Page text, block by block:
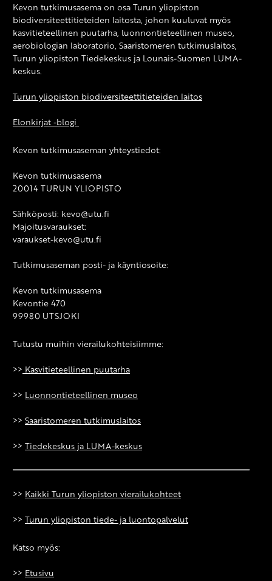
Kevon tutkimusasema on osa Turun yliopiston
biodiversiteettitieteiden laitosta, johon kuuluvat myös
kasvitieteellinen puutarha, luonnontieteellinen museo,
aerobiologian laboratorio, Saaristomeren tutkimuslaitos,
Turun yliopiston Tiedekeskus ja Lounais-Suomen LUMA-
keskus.
Turun yliopiston biodiversiteettitieteiden laitos
Elonkirjat -blogi
Kevon tutkimusaseman yhteystiedot:
Kevon tutkimusasema
20014 TURUN YLIOPISTO
Sähköposti: kevo@utu.fi
Majoitusvaraukset:
varaukset-kevo@utu.fi
Tutkimusaseman posti- ja käyntiosoite:
Kevon tutkimusasema
Kevontie 470
99980 UTSJOKI
Tutustu muihin vierailukohteisiimme:
>> Kasvitieteellinen puutarha
>> Luonnontieteellinen museo
>> Saaristomeren tutkimuslaitos
>> Tiedekeskus ja LUMA-keskus
>> Kaikki Turun yliopiston vierailukohteet
>> Turun yliopiston tiede- ja luontopalvelut
Katso myös:
>> Etusivu